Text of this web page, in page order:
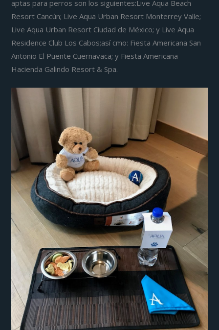
aptas para perros son los siguientes:Live Aqua Beach
Resort Cancún; Live Aqua Urban Resort Monterrey Valle;
Live Aqua Urban Resort Ciudad de México; y Live Aqua
Residence Club Los Cabos;así cmo: Fiesta Americana San
Antonio El Puente Cuernavaca; y Fiesta Americana
Hacienda Galindo Resort & Spa.